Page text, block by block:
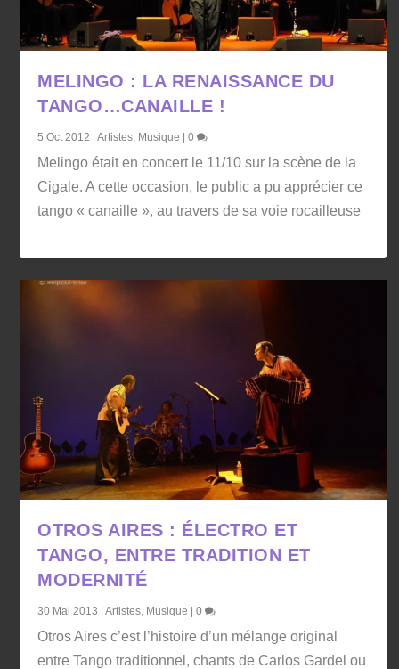
MELINGO : LA RENAISSANCE DU
TANGO…CANAILLE !
5 Oct 2012 |Artistes, Musique |0
Melingo était en concert le 11/10 sur la scène de la
Cigale. A cette occasion, le public a pu apprécier ce
tango « canaille », au travers de sa voie rocailleuse
OTROS AIRES : ÉLECTRO ET
TANGO, ENTRE TRADITION ET
MODERNITÉ
30 Mai 2013 |Artistes Musique |0
Otros Aires c’est l’histoire d’un mélange original
entre Tango traditionnel, chants de Carlos Gardel ou